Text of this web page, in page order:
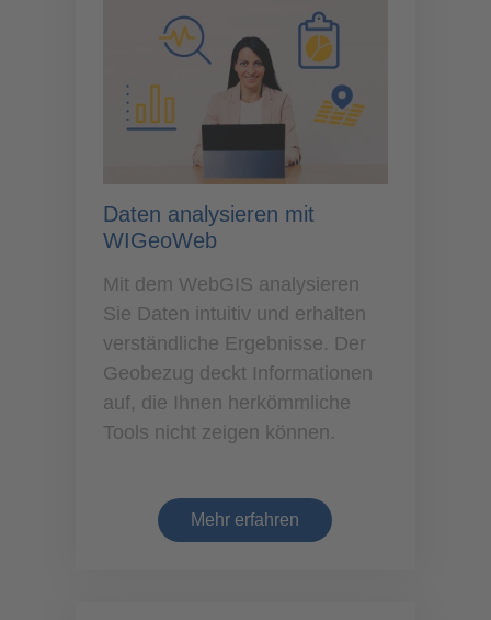
Daten analysieren mit
WIGeoWeb
Mit dem WebGIS analysieren
Sie Daten intuitiv und erhalten
verständliche Ergebnisse. Der
Geobezug deckt Informationen
auf, die Ihnen herkömmliche
Tools nicht zeigen können.
Mehr erfahren